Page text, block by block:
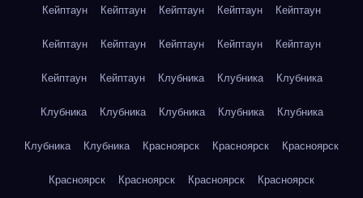
Кейптаун Кейптаун Кейптаун Кейптаун Кейптаун
Кейптаун Кейптаун Кейптаун Кейптаун Кейптаун
Кейптаун Кейптаун Клубника Клубника Клубника
Клубника Клубника Клубника Клубника Клубника
Клубника Клубника Красноярск Красноярск Красноярск
Красноярск Красноярск Красноярск Красноярск